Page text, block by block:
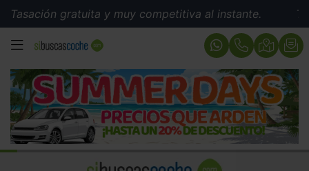
gratuita y muy competitiva al instante.
MENÚ